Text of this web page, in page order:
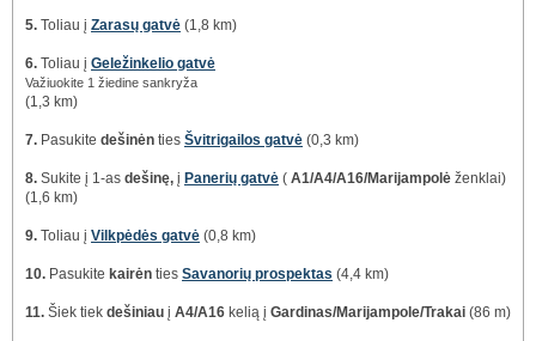
5. Toliau į Zarasų gatvė (1,8 km)
6. Toliau į Geležinkelio gatvė
Važiuokite 1 žiedine sankryža
(1,3 km)
7. Pasukite dešinėn ties Švitrigailos gatvė (0,3 km)
8. Sukite į 1-as dešinę, į Panerių gatvė ( A1/A4/A16/Marijampolė ženklai)
(1,6 km)
9. Toliau į Vilkpėdės gatvė (0,8 km)
10. Pasukite kairėn ties Savanorių prospektas (4,4 km)
11. Šiek tiek dešiniau į A4/A16 kelią į Gardinas/Marijampole/Trakai (86 m)